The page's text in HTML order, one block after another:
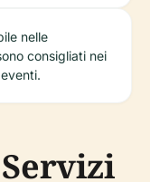
consigliati nei